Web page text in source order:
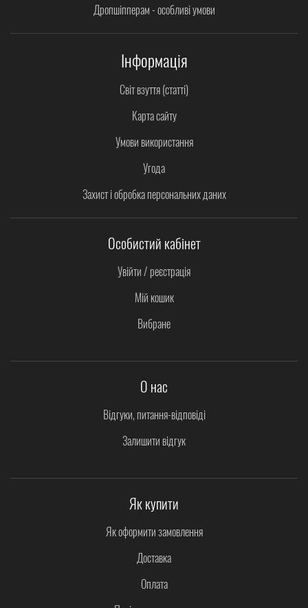
Дропшіпперам - особливі умови
Інформація
Світ взуття (статті)
Карта сайту
Умови використання
Угода
Захист і обробка персональних даних
Особистий кабінет
Увійти / реєстрація
Мій кошик
Вибране
О нас
Відгуки, питання-відповіді
Залишити відгук
Як купити
Як оформити замовлення
Доставка
Оплата